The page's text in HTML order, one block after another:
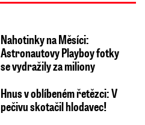
Nahotinky na Měsíci:
Astronautovy Playboy fotky
se vydražily za miliony
Hnus v oblíbeném řetězci: V
pečivu skotačil hlodavec!